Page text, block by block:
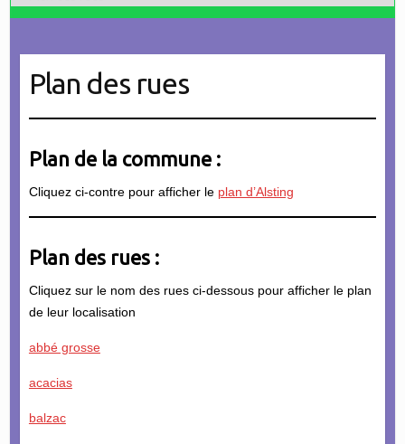
Plan des rues
Plan de la commune :
Cliquez ci-contre pour afficher le plan d’Alsting
Plan des rues :
Cliquez sur le nom des rues ci-dessous pour afficher le plan
de leur localisation
abbé grosse
acacias
balzac